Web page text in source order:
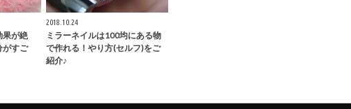
果が絶
がすご
2018.10.24
ミラーネイルは100均にある物
で作れる！やり方(セルフ)をご
紹介♪